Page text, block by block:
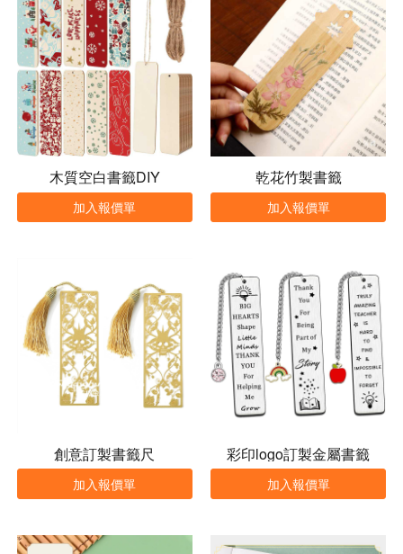
木質空白書籤DIY
加入報價單
乾花竹製書籤
加入報價單
創意訂製書籤尺
加入報價單
彩印logo訂製金屬書籤
加入報價單